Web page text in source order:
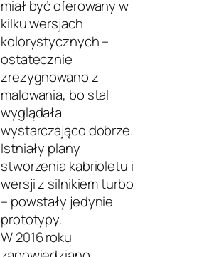
miał być oferowany w
kilku wersjach
kolorystycznych –
ostatecznie
zrezygnowano z
malowania, bo stal
wyglądała
wystarczająco dobrze.
Istniały plany
stworzenia kabrioletu i
wersji z silnikiem turbo
– powstały jedynie
prototypy.
W 2016 roku